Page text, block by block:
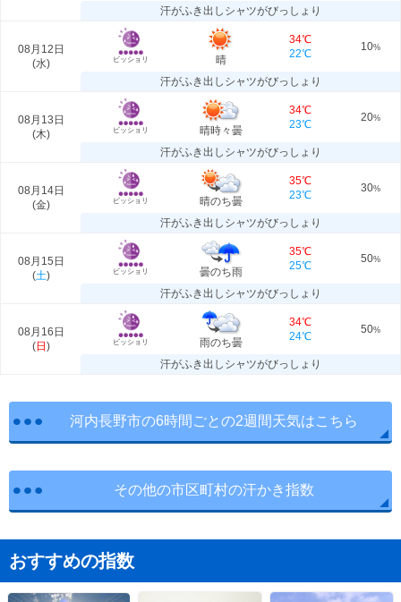
汗がふき出しシャツがびっしょり
08月12日
(水) ビッショリ 晴
34℃
22℃
10%
汗がふき出しシャツがびっしょり
08月13日
(木) ビッショリ 晴時々曇
34℃
23℃
20%
汗がふき出しシャツがびっしょり
08月14日
(金) ビッショリ 晴のち曇
35℃
23℃
30%
汗がふき出しシャツがびっしょり
08月15日
(土) ビッショリ 曇のち雨
35℃
25℃
50%
汗がふき出しシャツがびっしょり
08月16日
(日 ) ビッショリ 雨のち曇
34℃
24℃
50%
汗がふき出しシャツがびっしょり
河内長野市の6時間ごとの2週間天気はこちら
その他の市区町村の汗かき指数
おすすめの指数